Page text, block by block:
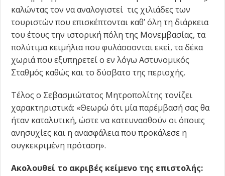
καλώντας τον να αναλογιστεί τις χιλιάδες των
τουριστών που επισκέπτονται καθ’ όλη τη διάρκεια
του έτους την ιστορική πόλη της Μονεμβασίας, τα
πολύτιμα κειμήλια που φυλάσσονται εκεί, τα δέκα
χωριά που εξυπηρετεί ο εν λόγω Αστυνομικός
Σταθμός καθώς και το δύσβατο της περιοχής.
Τέλος ο Σεβασμιώτατος Μητροπολίτης τονίζει
χαρακτηριστικά: «Θεωρώ ότι μία παρέμβασή σας θα
ήταν καταλυτική, ώστε να κατευνασθούν οι όποιες
ανησυχίες και η ανασφάλεια που προκάλεσε η
συγκεκριμένη πρόταση».
Ακολουθεί το ακριβές κείμενο της επιστολής: